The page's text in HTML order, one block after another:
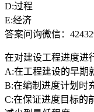
D:过程
E:经济
答案问询微信：
在对建设工程进度进
A:在工程建设的早期
B:在编制进度计划时
C:在保证进度目标的